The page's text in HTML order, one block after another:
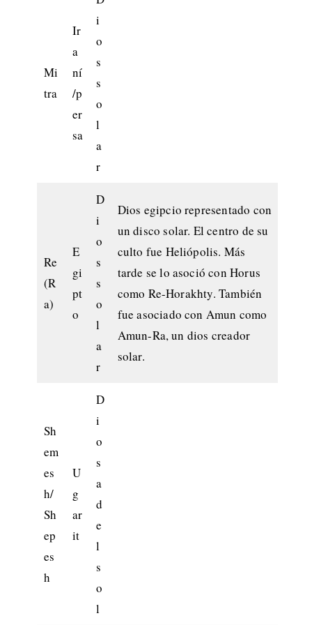
Mi
tra
Ir
a
ní
/p
er
sa
i
o
s
s
o
l
a
r
Re
(R
a)
E
gi
pt
o
D
i
o
s
s
o
l
a
r
Dios egipcio representado con
un disco solar. El centro de su
culto fue Heliópolis. Más
tarde se lo asoció con Horus
como Re-Horakhty. También
fue asociado con Amun como
Amun-Ra, un dios creador
solar.
Sh
em
es
h/
Sh
ep
es
h
U
g
ar
it
D
i
o
s
a
d
e
l
s
o
l